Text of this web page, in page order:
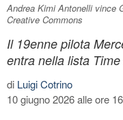
Andrea Kimi Antonelli vince
Creative Commons
Il 19enne pilota
entra nella lista
di Luigi Cotrino
10 giugno 2026 alle ore